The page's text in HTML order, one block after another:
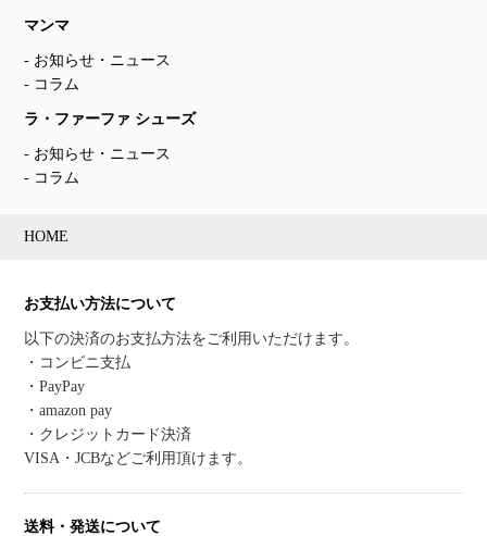
マンマ
お知らせ・ニュース
コラム
ラ・ファーファ シューズ
お知らせ・ニュース
コラム
HOME
お支払い方法について
以下の決済のお支払方法をご利用いただけます。
・コンビニ支払
・PayPay
・amazon pay
・クレジットカード決済
VISA・JCBなどご利用頂けます。
送料・発送について